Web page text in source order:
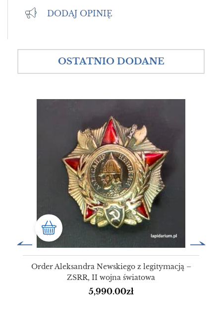
DODAJ OPINIĘ
OSTATNIO DODANE
Order Aleksandra Newskiego z legitymacją –
ZSRR, II wojna światowa
5,990.00zł